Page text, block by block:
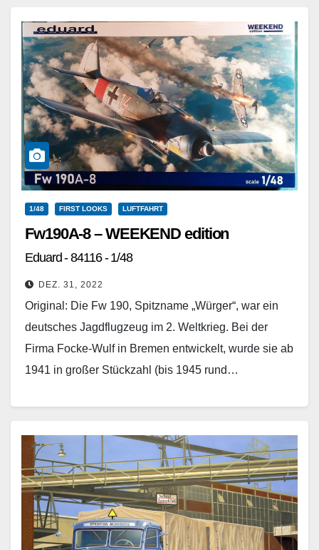
1/48 FIRST LOOKS LUFTFAHRT
Fw190A-8 – WEEKEND edition
Eduard - 84116 - 1/48
DEZ. 31, 2022
Original: Die Fw 190, Spitzname „Würger“, war ein
deutsches Jagdflugzeug im 2. Weltkrieg. Bei der
Firma Focke-Wulf in Bremen entwickelt, wurde sie ab
1941 in großer Stückzahl (bis 1945 rund…